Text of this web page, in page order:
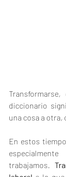
diccionario
una cosa a otra,
En estos
trabajamos.